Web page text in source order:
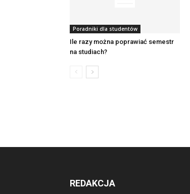
Poradniki dla studentów
Ile razy można poprawiać semestr
na studiach?
REDAKCJA